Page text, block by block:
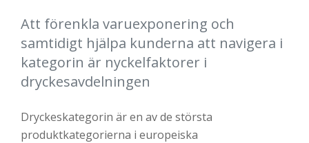
Att förenkla varuexponering och
samtidigt hjälpa kunderna att navigera i
kategorin är nyckelfaktorer i
dryckesavdelningen
Dryckeskategorin är en av de största
produktkategorierna i europeiska